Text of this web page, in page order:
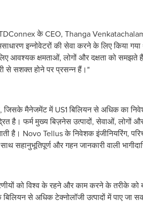
के CEO, Thanga
इन्नोवेटरों की सेवा करने के लिए किया
आवश्यक क्षमताओं, लोगों और दक्षता को
से सशक्त होने पर प्रसन्न हैं।"
जिसके मैनेजमेंट में US1 बिलियन से अधिक का
है। फर्म मुख्य बिज़नेस उत्पादों, सेवाओं, लोगों
है। Novo Tellus के निवेशक इंजीनियरिंग,
सहानुभूतिपूर्ण और गहन जानकारी वाली
को विश्व के रहने और काम करने के तरीके
से अधिक टेक्नोलॉजी उत्पादों में पाए जा